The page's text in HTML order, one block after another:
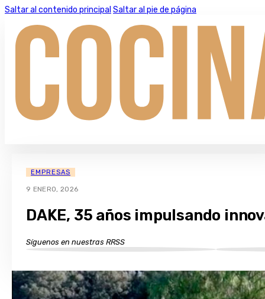
Saltar al contenido principal Saltar al pie de página
EMPRESAS
9 ENERO, 2026
DAKE, 35 años impulsando
Síguenos en nuestras RRSS